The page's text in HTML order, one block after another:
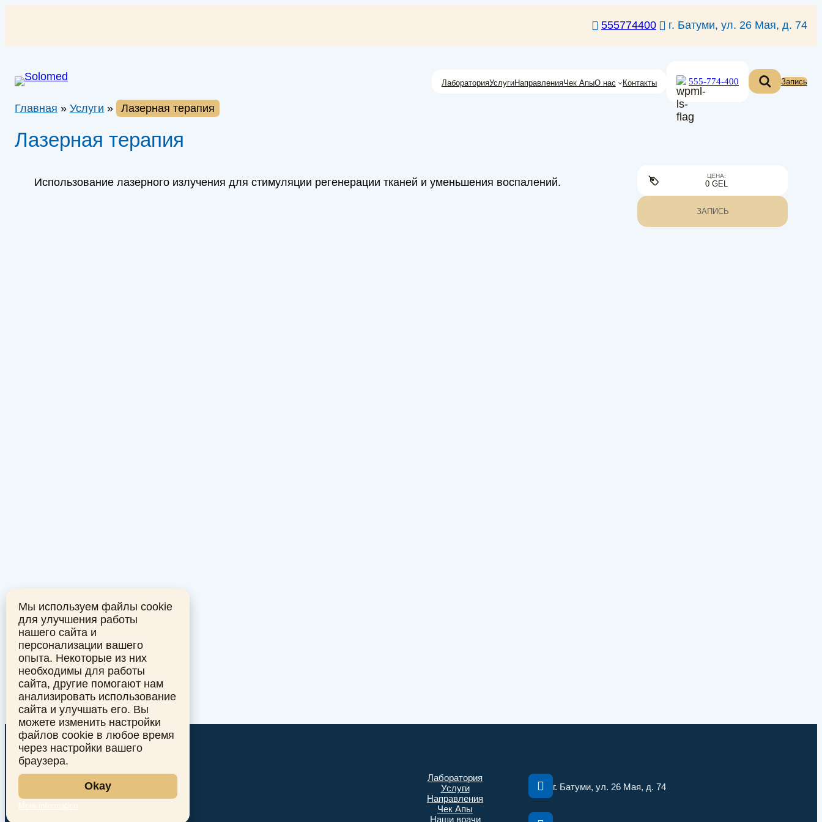
555774400 г. Батуми, ул. 26 Мая, д. 74
ЛабораторияУслугиНаправленияЧек АпыО нас Контакты 555-774-400 Запись
Главная » Услуги » Лазерная терапия
Лазерная терапия
Использование лазерного излучения для стимуляции регенерации тканей и уменьшения воспалений.
ЦЕНА:
0 GEL
ЗАПИСЬ
Лаборатория
Услуги
Направления
Чек Апы
Наши врачи
г. Батуми, ул. 26 Мая, д. 74
Мы используем файлы cookie
для улучшения работы
нашего сайта и
персонализации вашего
опыта. Некоторые из них
необходимы для работы
сайта, другие помогают нам
анализировать использование
сайта и улучшать его. Вы
можете изменить настройки
файлов cookie в любое время
через настройки вашего
браузера.
Okay
More information